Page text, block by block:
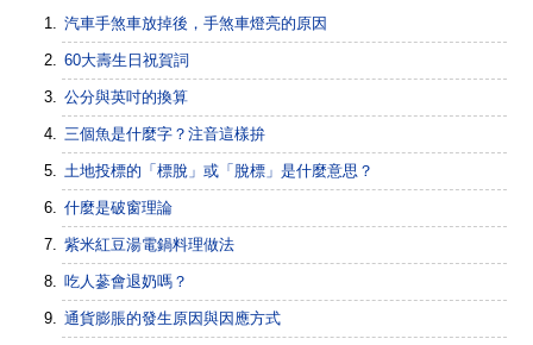
汽車手煞車放掉後，手煞車燈亮的原因
60大壽生日祝賀詞
公分與英吋的換算
三個魚是什麼字？注音這樣拚
土地投標的「標脫」或「脫標」是什麼意思？
什麼是破窗理論
紫米紅豆湯電鍋料理做法
吃人蔘會退奶嗎？
通貨膨脹的發生原因與因應方式